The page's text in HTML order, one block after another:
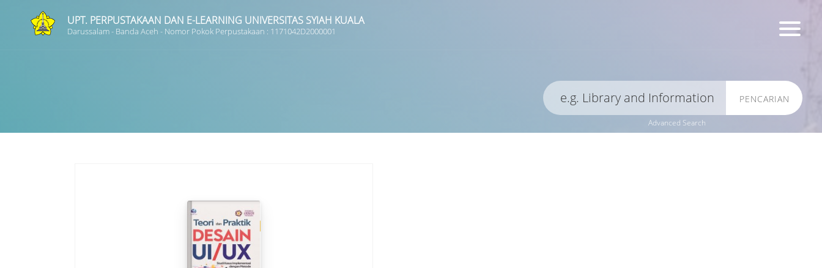
UPT. PERPUSTAKAAN DAN E-LEARNING UNIVERSITAS SYIAH KUALA
Darussalam - Banda Aceh - Nomor Pokok Perpustakaan : 1171042D2000001
PENCARIAN
Advanced Search
Pencarian